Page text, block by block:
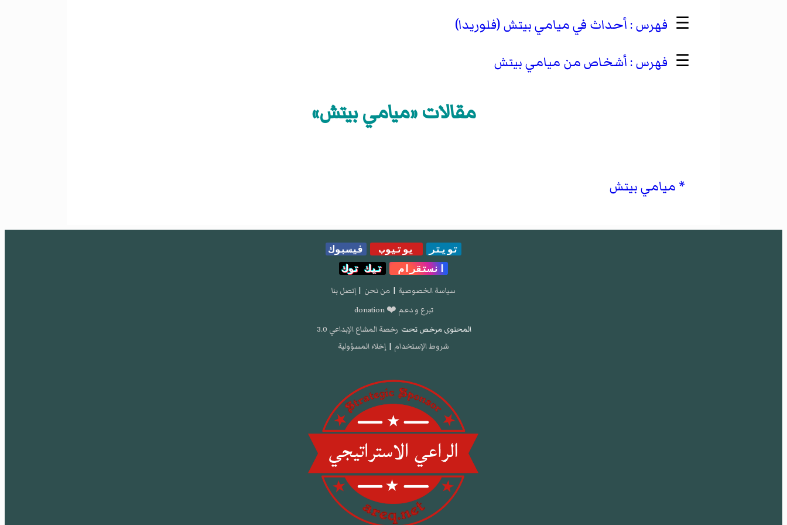
☰
أحداث في ميامي بيتش (فلوريدا)
☰
أشخاص من ميامي بيتش
مقالات «ميامي بيتش»
ميامي بيتش
تويتر يوتيوب
فيسبوك
انستقرام
تيك توك
سياسة الخصوصية | من نحن | إتصل بنا
تبرع و دعم ❤️ donation
المحتوى مرخص تحت رخصة المشاع الإبداعي 3.0
شروط الإستخدام | إخلاء المسؤولية